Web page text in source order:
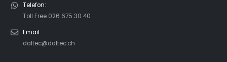
Telefon:
Toll Free 026 675 30 40
Email:
daltec@daltec.ch